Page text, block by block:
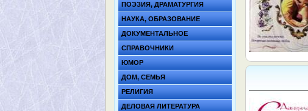
ПОЭЗИЯ, ДРАМАТУРГИЯ
НАУКА, ОБРАЗОВАНИЕ
ДОКУМЕНТАЛЬНОЕ
СПРАВОЧНИКИ
ЮМОР
ДОМ, СЕМЬЯ
РЕЛИГИЯ
ДЕЛОВАЯ ЛИТЕРАТУРА